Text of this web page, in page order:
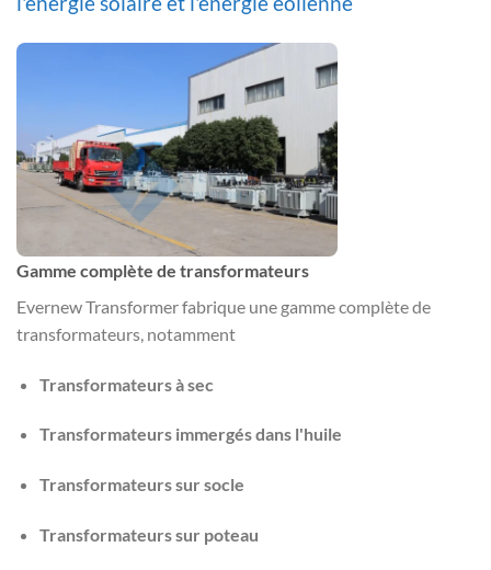
Gamme complète de transformateurs
Evernew Transformer fabrique une gamme complète de
transformateurs, notamment
Transformateurs à sec
Transformateurs immergés dans l'huile
Transformateurs sur socle
Transformateurs sur poteau